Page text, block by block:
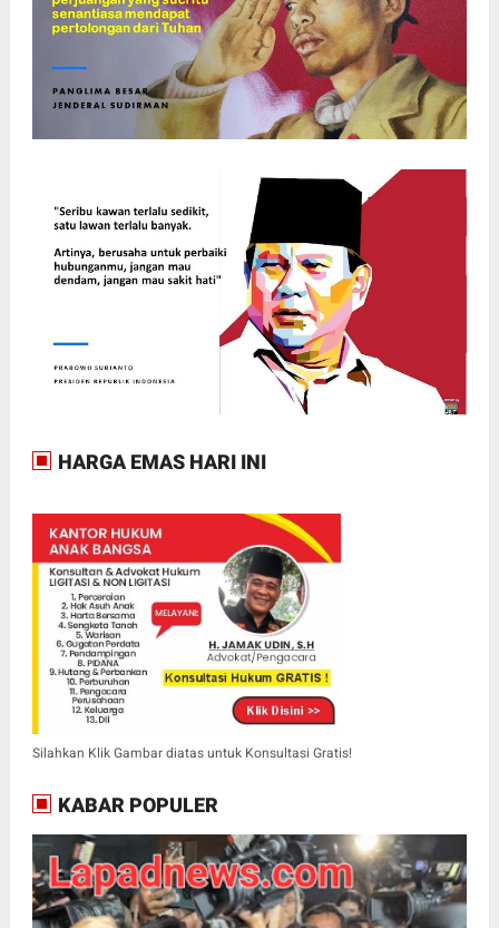
HARGA EMAS HARI INI
Silahkan Klik Gambar diatas untuk Konsultasi Gratis!
KABAR POPULER